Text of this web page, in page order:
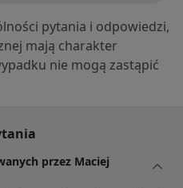
pytania i odpowiedzi,
mają charakter
nie mogą zastąpić
przez Maciej